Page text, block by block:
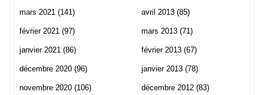
mars 2021 (141)
février 2021 (97)
janvier 2021 (86)
décembre 2020 (96)
novembre 2020 (106)
avril 2013 (85)
mars 2013 (71)
février 2013 (67)
janvier 2013 (78)
décembre 2012 (83)